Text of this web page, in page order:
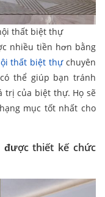
thất biệt thự
nhiều tiền hơn bằng
thất biệt thựchuyên
thể giúp bạn tránh
trị của biệt thự. Họ sẽ
mục tốt nhất cho
được thiết kế chức